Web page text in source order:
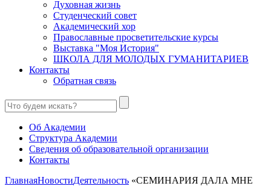
Духовная жизнь
Студенческий совет
Академический хор
Православные просветительские курсы
Выставка "Моя История"
ШКОЛА ДЛЯ МОЛОДЫХ ГУМАНИТАРИЕВ
Контакты
Обратная связь
Об Академии
Структура Академии
Сведения об образовательной организации
Контакты
ГлавнаяНовостиДеятельность «СЕМИНАРИЯ ДАЛА МНЕ